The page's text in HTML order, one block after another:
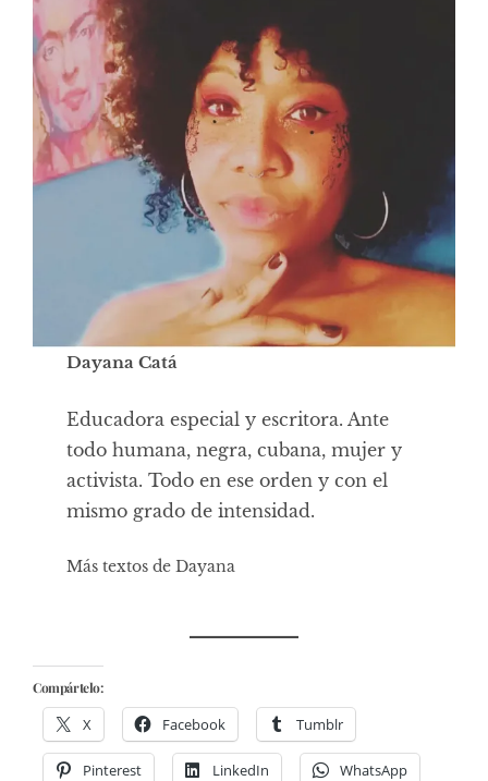
Dayana Catá
‌Educadora especial y escritora. Ante
todo humana, negra, cubana, mujer y
activista. Todo en ese orden y con el
mismo grado de intensidad.
Más textos de Dayana
Compártelo:
X Facebook Tumblr
Pinterest LinkedIn WhatsApp